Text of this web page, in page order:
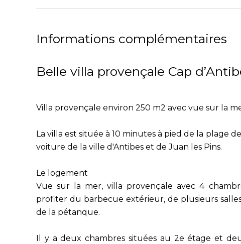
Informations complémentaires
Belle villa provençale Cap
Villa provençale environ 250 m2 avec vue sur la
La villa est située à 10 minutes à pied de la plage
voiture de la ville d'Antibes et de Juan les Pins.
Le logement
Vue sur la mer, villa provençale avec 4
profiter du barbecue extérieur, de plusieurs
de la pétanque.
Il y a deux chambres situées au 2e étage et